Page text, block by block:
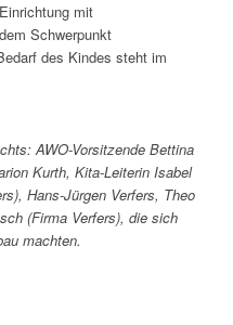
mit
Schwerpunkt
des Kindes steht im
AWO-Vorsitzende Bettina
Kurth, Kita-Leiterin Isabel
Hans-Jürgen Verfers, Theo
(Firma Verfers), die sich
machten.